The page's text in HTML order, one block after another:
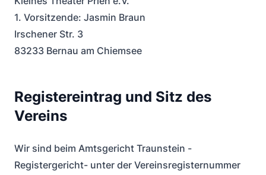
1. Vorsitzende: Jasmin Braun
Irschener Str. 3
83233 Bernau am Chiemsee
Registereintrag und Sitz des
Vereins
Wir sind beim Amtsgericht Traunstein -
Registergericht- unter der Vereinsregisternummer